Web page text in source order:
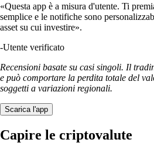
«Questa app è a misura d'utente. Ti
semplice e le notifiche sono
asset su cui investire».
-Utente verificato
Recensioni basate su casi singoli. Il
e può comportare la perdita totale del
soggetti a variazioni regionali.
Scarica l'app
Capire le criptovalute